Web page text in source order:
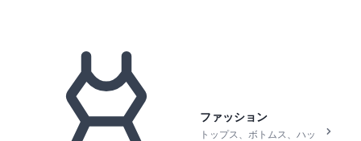
ファッション
トップス、ボトムス、ハッ